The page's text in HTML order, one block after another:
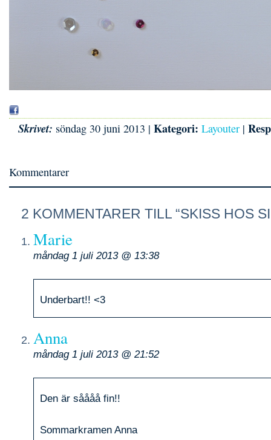
Skrivet: söndag 30 juni 2013 | Kategori: Layouter |
Kommentarer
2 KOMMENTARER TILL “SKISS HOS
Marie
måndag 1 juli 2013 @ 13:38
Underbart!! <3
Anna
måndag 1 juli 2013 @ 21:52
Den är såååå fin!!
Sommarkramen Anna